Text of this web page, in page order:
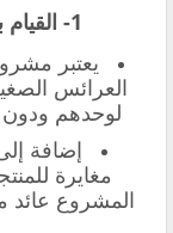
1- القيام بأعمال تفصيل فساتين الزفاف :
العرائس
لوحدهم
إضافة
مغايرة
المشروع عائد